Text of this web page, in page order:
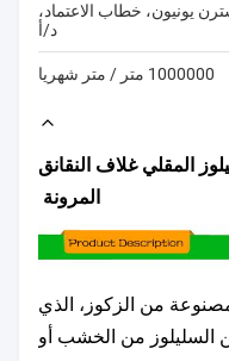
يونيون، خطاب الاعتماد،
د/أ
1000000 متر / متر شهريا
المقلي غلاف النقانق
المرونة
من الزكوز، الذي
السليلوز من الخشب أو